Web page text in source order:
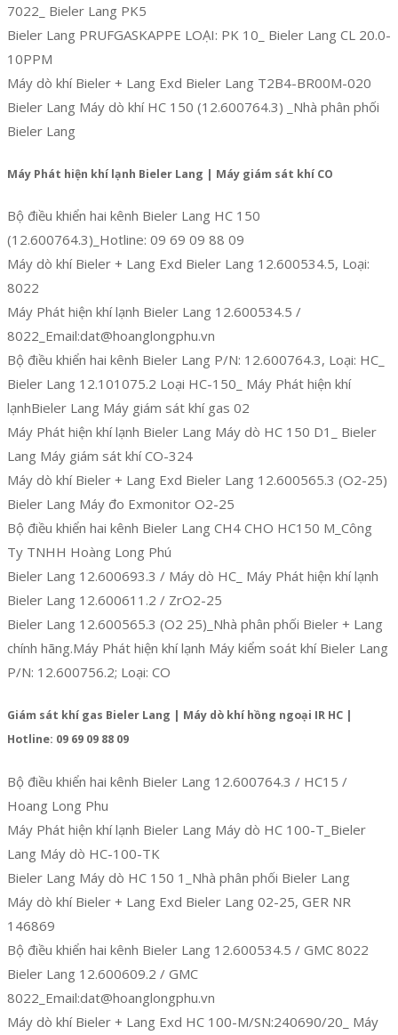
7022_ Bieler Lang PK5
Bieler Lang PRUFGASKAPPE LOẠI: PK 10_ Bieler Lang CL 20.0-
10PPM
Máy dò khí Bieler + Lang Exd Bieler Lang T2B4-BR00M-020
Bieler Lang Máy dò khí HC 150 (12.600764.3) _Nhà phân phối
Bieler Lang
Máy Phát hiện khí lạnh Bieler Lang | Máy giám sát khí CO
Bộ điều khiển hai kênh Bieler Lang HC 150
(12.600764.3)_Hotline: 09 69 09 88 09
Máy dò khí Bieler + Lang Exd Bieler Lang 12.600534.5, Loại:
8022
Máy Phát hiện khí lạnh Bieler Lang 12.600534.5 /
8022_Email:dat@hoanglongphu.vn
Bộ điều khiển hai kênh Bieler Lang P/N: 12.600764.3, Loại: HC_
Bieler Lang 12.101075.2 Loại HC-150_ Máy Phát hiện khí
lạnhBieler Lang Máy giám sát khí gas 02
Máy Phát hiện khí lạnh Bieler Lang Máy dò HC 150 D1_ Bieler
Lang Máy giám sát khí CO-324
Máy dò khí Bieler + Lang Exd Bieler Lang 12.600565.3 (O2-25)
Bieler Lang Máy đo Exmonitor O2-25
Bộ điều khiển hai kênh Bieler Lang CH4 CHO HC150 M_Công
Ty TNHH Hoàng Long Phú
Bieler Lang 12.600693.3 / Máy dò HC_ Máy Phát hiện khí lạnh
Bieler Lang 12.600611.2 / ZrO2-25
Bieler Lang 12.600565.3 (O2 25)_Nhà phân phối Bieler + Lang
chính hãng.Máy Phát hiện khí lạnh Máy kiểm soát khí Bieler Lang
P/N: 12.600756.2; Loại: CO
Giám sát khí gas Bieler Lang | Máy dò khí hồng ngoại IR HC |
Hotline: 09 69 09 88 09
Bộ điều khiển hai kênh Bieler Lang 12.600764.3 / HC15 /
Hoang Long Phu
Máy Phát hiện khí lạnh Bieler Lang Máy dò HC 100-T_Bieler
Lang Máy dò HC-100-TK
Bieler Lang Máy dò HC 150 1_Nhà phân phối Bieler Lang
Máy dò khí Bieler + Lang Exd Bieler Lang 02-25, GER NR
146869
Bộ điều khiển hai kênh Bieler Lang 12.600534.5 / GMC 8022
Bieler Lang 12.600609.2 / GMC
8022_Email:dat@hoanglongphu.vn
Máy dò khí Bieler + Lang Exd HC 100-M/SN:240690/20_ Máy